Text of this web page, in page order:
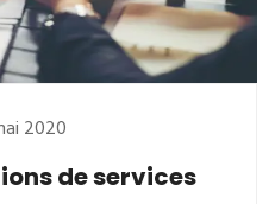
2020
de services